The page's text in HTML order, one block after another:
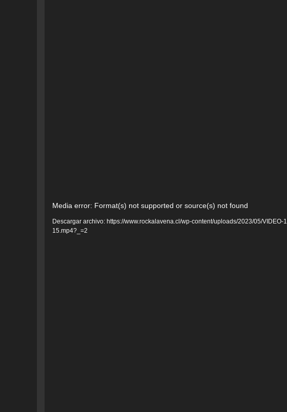
Reproductor
de
vídeo
Media error: Format(s) not supported or source(s) not found
Descargar archivo: https://www.rockalavena.cl/wp-content/uploads/2023/05/VIDEO-
15.mp4?_=2